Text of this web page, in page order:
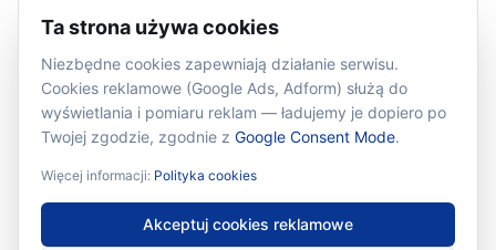
Ta strona używa cookies
Niezbędne cookies zapewniają działanie serwisu.
Cookies reklamowe (Google Ads, Adform) służą do
wyświetlania i pomiaru reklam — ładujemy je dopiero po
Twojej zgodzie, zgodnie z Google Consent Mode.
Więcej informacji: Polityka cookies
Akceptuj cookies reklamowe
Informacje prawne
Regulamin
Polityka prywatności